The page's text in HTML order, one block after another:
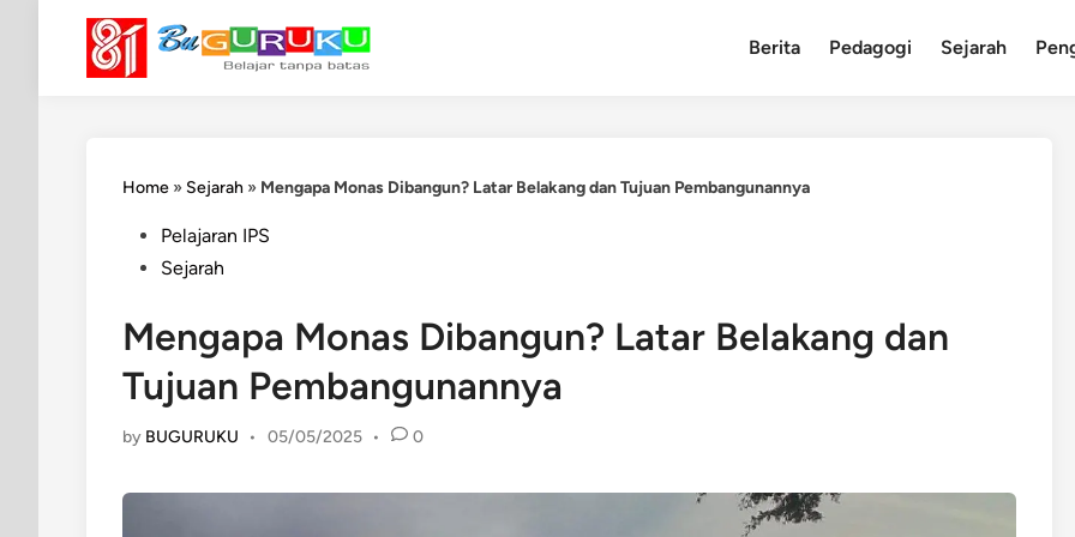
content
Berita Pedagogi Sejarah
Home » Sejarah » Mengapa Monas Dibangun? Latar Belakang dan Tujuan Pembangunannya
PostedPelajaran IPS
Sejarah
Mengapa Monas Dibangun? Latar Belakang dan
Tujuan Pembangunannya
by BUGURUKU • 05/05/2025 • 0